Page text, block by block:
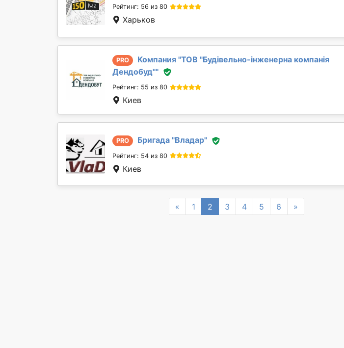
Рейтинг: 56 из 80
Харьков
PRO Компания "ТОВ "Будівельно-інженерна компанія
Дендобуд""
Рейтинг: 55 из 80
Киев
PRO Бригада "Владар"
Рейтинг: 54 из 80
Киев
« Previous
1 2 3 4 5 6 »